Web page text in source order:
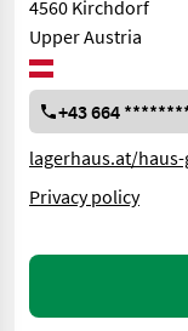
4560 Kirchdorf
Upper Austria
+43 664
lagerhaus.at/
Privacy policy